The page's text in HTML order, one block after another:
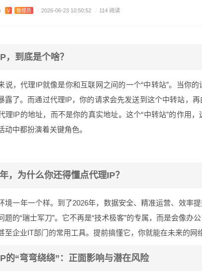
V 管理员 / 2026-06-23 10:50:52 / 114 阅读
，到底是个啥？
说，代理IP就像是你和互联网之间的一个“中转站”。当你
露了。而通过代理IP，你的请求会先发送到这个中转站，
理IP的地址，而不是你的真实地址。这个“中转站”的作用
动中都扮演着关键角色。
，为什么你还得懂点代理IP？
境一年一个样。到了2026年，数据安全、精准运营、效率
题的“瑞士军刀”。它不再是“技术极客”的专属，而是会像办
至企业IT部门的常用工具。提前搞懂它，你就能在未来的网
的“弯弯绕绕”：正面影响与潜在风险